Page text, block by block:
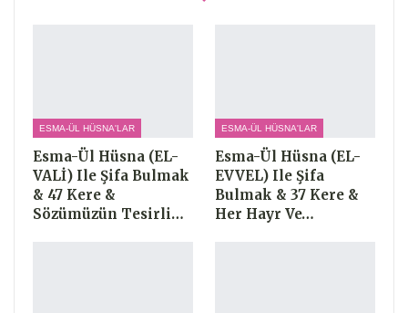
ESMA-ÜL HÜSNA'LAR
Esma-Ül Hüsna (EL-
VALİ) Ile Şifa Bulmak
& 47 Kere &
Sözümüzün Tesirli…
ESMA-ÜL HÜSNA'LAR
Esma-Ül Hüsna (EL-
EVVEL) Ile Şifa
Bulmak & 37 Kere &
Her Hayr Ve…